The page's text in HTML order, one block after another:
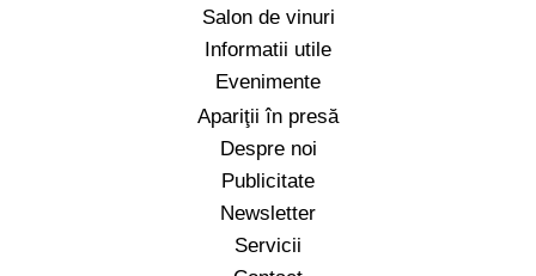
Salon de vinuri
Informatii utile
Evenimente
Apariţii în presă
Despre noi
Publicitate
Newsletter
Servicii